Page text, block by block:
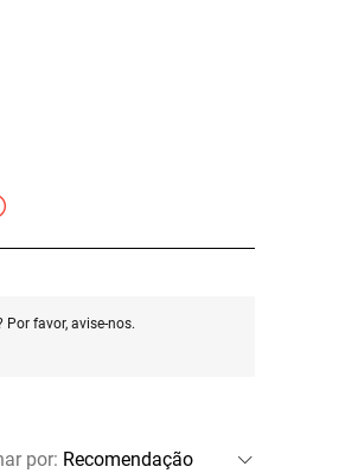
favor, avise-nos.
por: